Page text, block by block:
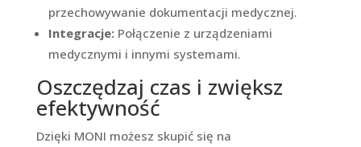
przechowywanie dokumentacji medycznej.
Integracje:Połączenie z urządzeniami
medycznymi i innymi systemami.
Oszczędzaj czas i zwiększ
efektywność
Dzięki MONI możesz skupić się na